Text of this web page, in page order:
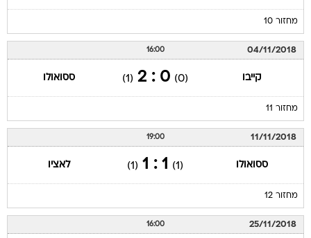
מחזור 10
04/11/2018
16:00
קייבו (0)
0 : 2
(1) ססואולו
מחזור 11
11/11/2018
19:00
ססואולו (1)
1 : 1
(1) לאציו
מחזור 12
25/11/2018
16:00